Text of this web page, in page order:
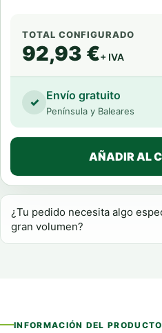
TOTAL CONFIGURADO
92,93 €+ IVA
✓ Envío gratuito
Península y Baleares
AÑADIR AL
¿Tu pedido necesita algo
gran volumen?
INFORMACIÓN DEL PRODUCTO